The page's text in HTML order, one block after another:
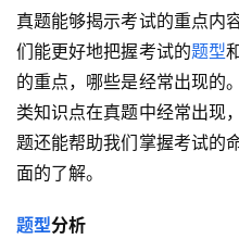
真题能够揭示考试的重点内
们能更好地把握考试的题型
的重点，哪些是经常出现的
类知识点在真题中经常出现
题还能帮助我们掌握考试的
面的了解。
题型分析